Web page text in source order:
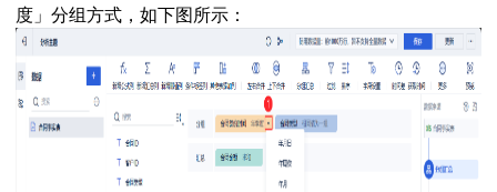
度」分组方式，如下图所示：